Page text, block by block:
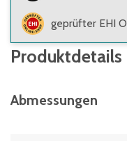
geprüfter EHI
Produktdetails
Abmessungen